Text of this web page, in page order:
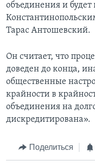
объединения и будет
Тарас Антошевский.
Он считает, что
доведен до конца,
общественные
крайности в
объединения на
дискредитирована».
Поделиться